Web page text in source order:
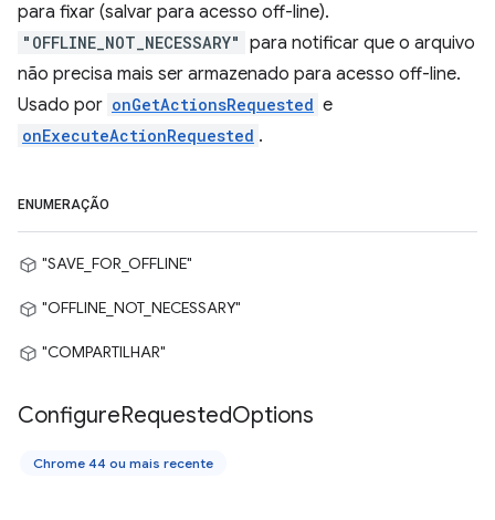
para fixar (salvar para acesso off-line).
"OFFLINE_NOT_NECESSARY" para notificar que o arquivo
não precisa mais ser armazenado para acesso off-line.
Usado por onGetActionsRequested e
onExecuteActionRequested .
ENUMERAÇÃO
"SAVE_FOR_OFFLINE"
"OFFLINE_NOT_NECESSARY"
"COMPARTILHAR"
ConfigureRequestedOptions
Chrome 44 ou mais recente